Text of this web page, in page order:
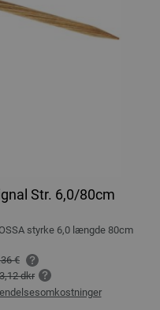
Str. 6,0/80cm
styrke 6,0 længde 80cm
€
dkr